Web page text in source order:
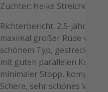
Züchter: Heike Streicher
Richterbericht: 2,5-jähriger,
maximal großer Rüde von
schönem Typ, gestreckter
mit guten parallelen
minimaler Stopp, komplette
Schere, sehr schönes